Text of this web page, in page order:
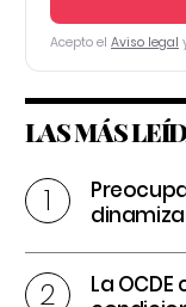
Acepto el Aviso legal
LAS MÁS
La